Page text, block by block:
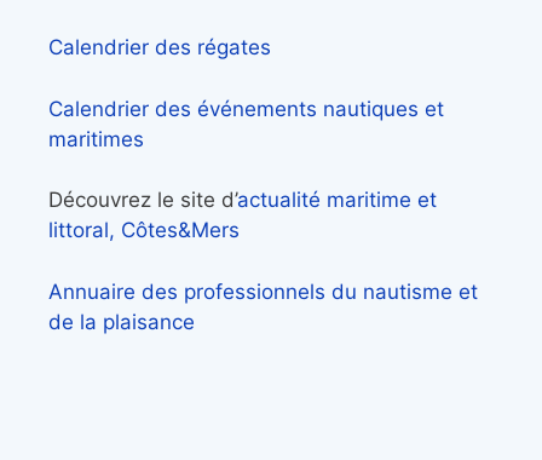
Calendrier des régates
Calendrier des événements nautiques et
maritimes
Découvrez le site d’actualité maritime et
littoral, Côtes&Mers
Annuaire des professionnels du nautisme et
de la plaisance